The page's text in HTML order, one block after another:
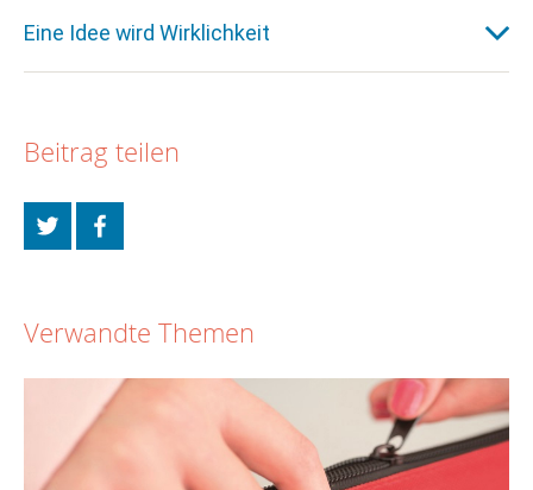
Eine Idee wird Wirklichkeit
Beitrag teilen
Verwandte Themen